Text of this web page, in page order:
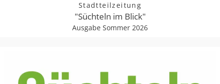
Stadtteilzeitung
"Süchteln im Blick"
Ausgabe Sommer 2026